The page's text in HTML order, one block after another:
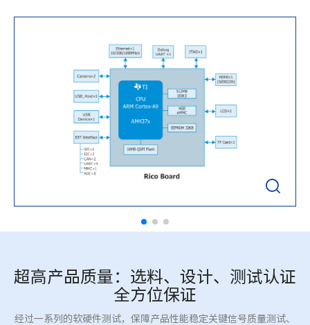

超高产品质量：选料、设计、测试认证
全方位保证
经过一系列的软硬件测试，保障产品性能稳定关键信号质量测试、